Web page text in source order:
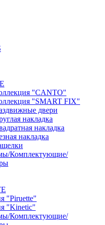
"CANTO"
"SMART FIX"
двери
накладка
накладка
накладка
Комплектующие/
"Piruette"
"Kinetic"
Комплектующие/